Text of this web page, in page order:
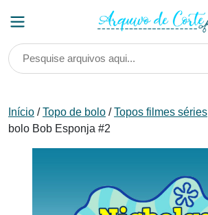
Início /Topo de bolo /Topos filmes séries
bolo Bob Esponja #2